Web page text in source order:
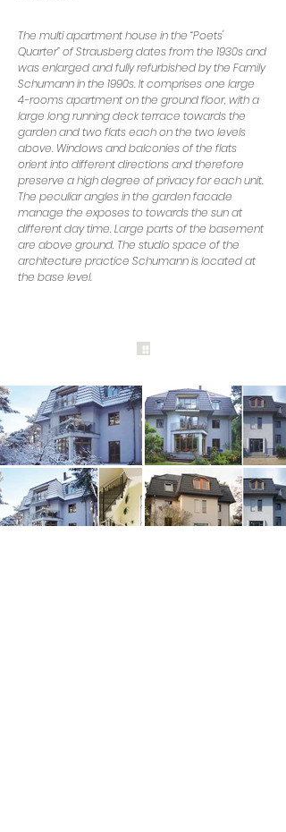
The multi apartment house in the “Poets'
Quarter” of Strausberg dates from the 1930s and
was enlarged and fully refurbished by the Family
Schumann in the 1990s. It comprises one large
4-rooms apartment on the ground floor, with a
large long running deck terrace towards the
garden and two flats each on the two levels
above. Windows and balconies of the flats
orient into different directions and therefore
preserve a high degree of privacy for each unit.
The peculiar angles in the garden facade
manage the exposes to towards the sun at
different day time. Large parts of the basement
are above ground. The studio space of the
architecture practice Schumann is located at
the base level.